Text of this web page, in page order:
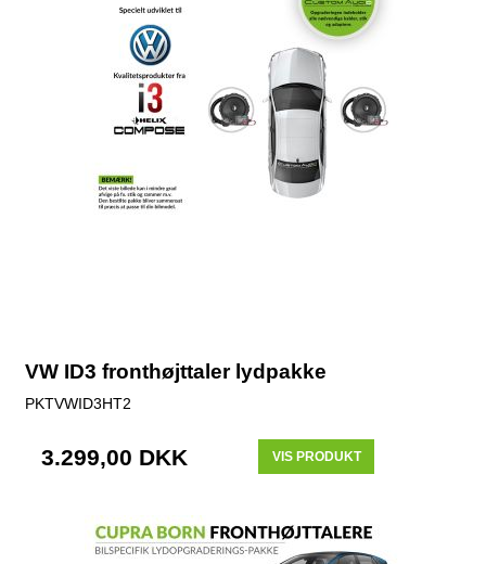
VW ID3 fronthøjttaler lydpakke
PKTVWID3HT2
3.299,00 DKK VIS PRODUKT